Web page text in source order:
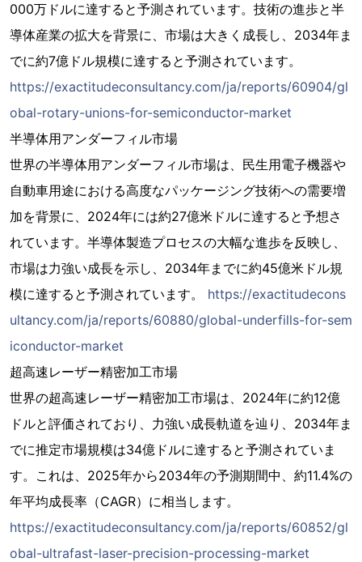
000万ドルに達すると予測されています。技術の進歩と半
導体産業の拡大を背景に、市場は大きく成長し、2034年ま
でに約7億ドル規模に達すると予測されています。
https://exactitudeconsultancy.com/ja/reports/60904/gl
obal-rotary-unions-for-semiconductor-market
半導体用アンダーフィル市場
世界の半導体用アンダーフィル市場は、民生用電子機器や
自動車用途における高度なパッケージング技術への需要増
加を背景に、2024年には約27億米ドルに達すると予想さ
れています。半導体製造プロセスの大幅な進歩を反映し、
市場は力強い成長を示し、2034年までに約45億米ドル規
模に達すると予測されています。 https://exactitudecons
ultancy.com/ja/reports/60880/global-underfills-for-sem
iconductor-market
超高速レーザー精密加工市場
世界の超高速レーザー精密加工市場は、2024年に約12億
ドルと評価されており、力強い成長軌道を辿り、2034年ま
でに推定市場規模は34億ドルに達すると予測されていま
す。これは、2025年から2034年の予測期間中、約11.4%の
年平均成長率（CAGR）に相当します。
https://exactitudeconsultancy.com/ja/reports/60852/gl
obal-ultrafast-laser-precision-processing-market